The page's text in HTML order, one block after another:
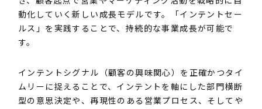
動化していく新しい成長モデルです。「インテントセー
ルス」を実践することで、持続的な事業成長が可能で
す。
インテントシグナル（顧客の興味関心）を正確かつタイ
ムリーに捉えることで、インテントを軸にした部門横断
型の意思決定や、再現性のある営業プロセス、そしてや